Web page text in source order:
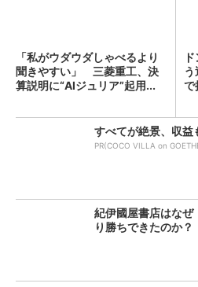
「私がウダウダしゃべるより
聞きやすい」 三菱重工、決
算説明に“AIジュリア”起用...
で
すべてが絶景、収益
PR(COCO VILLA on
紀伊國屋書店はなぜ
り勝ちできたのか